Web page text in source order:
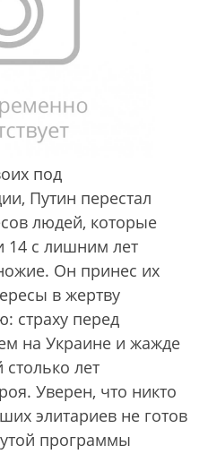
под
Путин перестал
людей, которые
14 с лишним лет
Он принес их
в жертву
страху перед
на Украине и жажде
лет
Уверен, что никто
элитариев не готов
программы